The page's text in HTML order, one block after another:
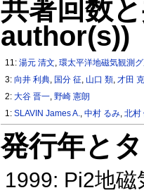
共著回数
author(s))
11:湯元 清文,環太平洋地磁気観測
3:向井 利典, 国分 征, 山口 類,才田
2:大谷 晋一,野崎 憲朗
1:SLAVIN James A.,中村 るみ,北村
発行年と
1999: Pi2地